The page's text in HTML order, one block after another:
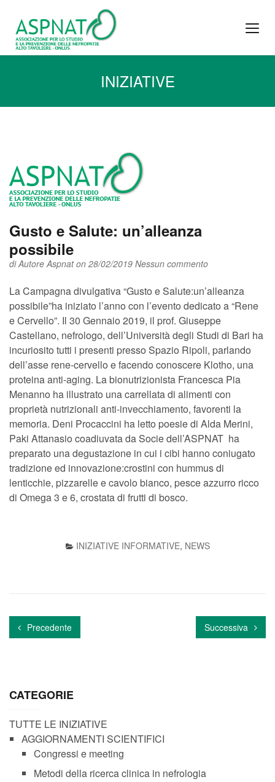
INIZIATIVE
Gusto e Salute: un’alleanza
possibile
diAutore Aspnaton 28/02/2019 Nessun commento
La Campagna divulgativa “Gusto e Salute:un’alleanza
possibile”ha iniziato l’anno con l’evento dedicato a “Rene
e Cervello”. Il 30 Gennaio 2019, il prof. Giuseppe
Castellano, nefrologo, dell’Università degli Studi di Bari ha
incuriosito tutti i presenti presso Spazio Ripoli, parlando
dell’asse rene-cervello e facendo conoscere Klotho, una
proteina anti-aging. La bionutrizionista Francesca Pia
Menanno ha illustrato una carrellata di alimenti con
proprietà nutrizionali anti-invecchiamento, favorenti la
memoria. Deni Procaccini ha letto poesie di Alda Merini,
Paki Attanasio coadiuvata da Socie dell’ASPNAT ha
preparato una degustazione in cui i cibi hanno coniugato
tradizione ed innovazione:crostini con hummus di
lenticchie, pizzarelle e cavolo bianco, pesce azzurro ricco
di Omega 3 e 6, crostata di frutti di bosco.
INIZIATIVE INFORMATIVE, NEWS
Precedente Successiva
CATEGORIE
TUTTE LE INIZIATIVE
AGGIORNAMENTI SCIENTIFICI
Congressi e meeting
Metodi della ricerca clinica in nefrologia